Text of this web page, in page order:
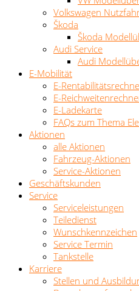
Volkswagen
Škoda
Škoda
Audi Service
Audi
E-Mobilität
E-
E-
E-Ladekarte
FAQs zum Thema
Aktionen
alle Aktionen
Fahrzeug-Aktionen
Service-Aktionen
Geschäftskunden
Service
Serviceleistungen
Teiledienst
Wunschkennzeichen
Service Termin
Tankstelle
Karriere
Stellen und